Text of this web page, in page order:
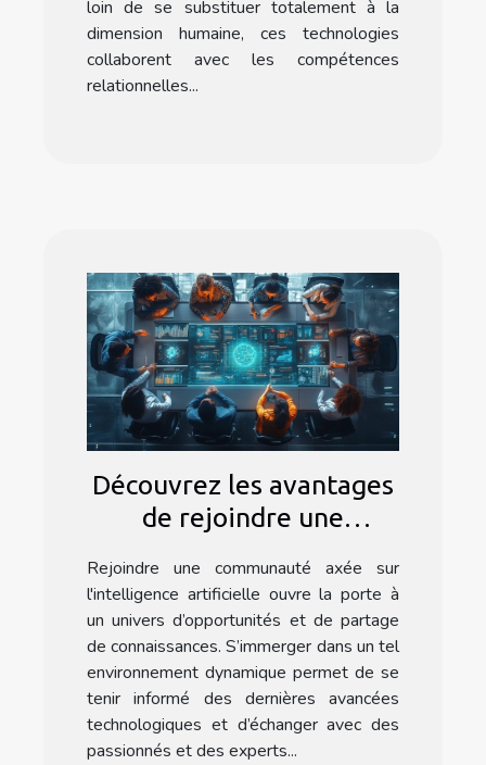
loin de se substituer totalement à la
dimension humaine, ces technologies
collaborent avec les compétences
relationnelles...
Découvrez les avantages
de rejoindre une
l'intelligence artificielle
Rejoindre une communauté axée sur
l'intelligence artificielle ouvre la porte à
un univers d’opportunités et de partage
de connaissances. S’immerger dans un tel
environnement dynamique permet de se
tenir informé des dernières avancées
technologiques et d’échanger avec des
passionnés et des experts...